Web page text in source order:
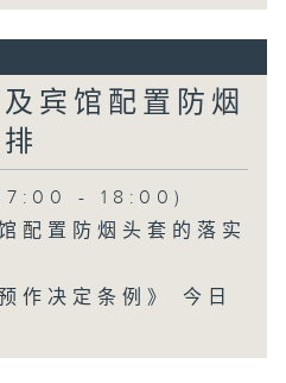
宾馆配置防烟
- 18:00)
配置防烟头套的落实
作决定条例》 今日